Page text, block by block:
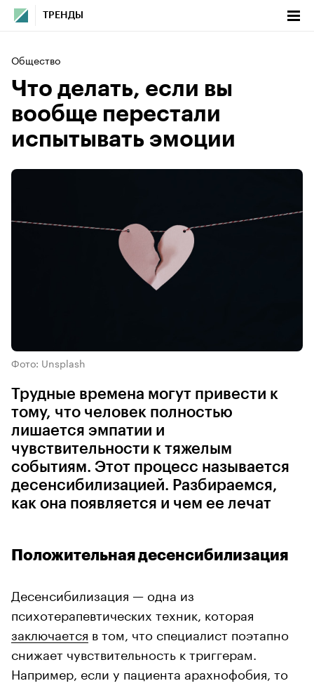
ТРЕНДЫ
Общество
Что делать, если вы
вообще перестали
испытывать эмоции
Фото: Unsplash
Трудные времена могут привести к
тому, что человек полностью
лишается эмпатии и
чувствительности к тяжелым
событиям. Этот процесс называется
десенсибилизацией. Разбираемся,
как она появляется и чем ее лечат
Положительная десенсибилизация
Десенсибилизация — одна из
психотерапевтических техник, которая
заключается в том, что специалист поэтапно
снижает чувствительность к триггерам.
Например, если у пациента арахнофобия, то